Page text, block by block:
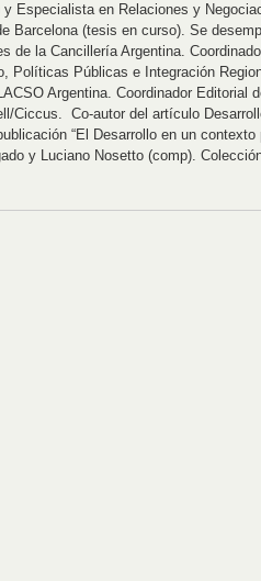
Especialista en Relaciones y
Barcelona (tesis en curso). Se
de la Cancillería Argentina.
Políticas Públicas e Integración
Argentina. Coordinador Editorial
Ciccus. Co-autor del artículo
“El Desarrollo en un
y Luciano Nosetto (comp).